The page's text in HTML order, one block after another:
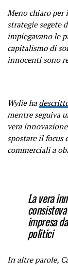
Meno chiaro per
strategie segete
impiegavano le
capitalismo di
innocenti sono
Wylie ha
mentre seguiva
vera
spostare il focus
commerciali a
La vera
impresa
politici
In altre parole,